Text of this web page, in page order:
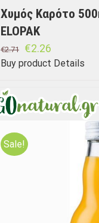
Χυμός Καρότο
ELOPAK
€2.71 €2.26
Buy product Details
Sale!